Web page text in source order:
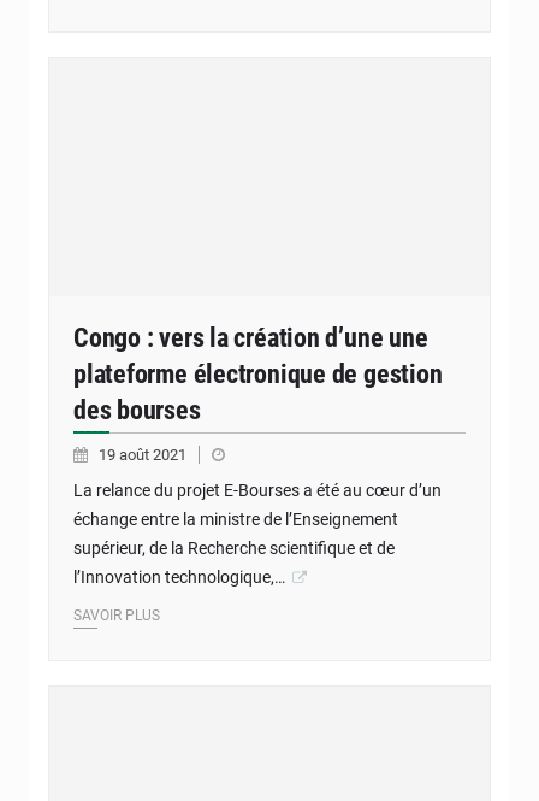
Congo : vers la création d’une une
plateforme électronique de gestion
des bourses
19 août 2021
La relance du projet E-Bourses a été au cœur d’un
échange entre la ministre de l’Enseignement
supérieur, de la Recherche scientifique et de
l’Innovation technologique,…
SAVOIR PLUS